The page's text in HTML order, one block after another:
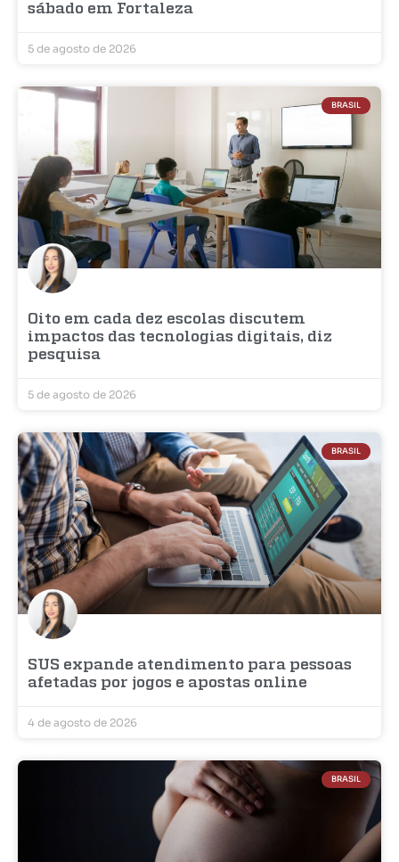
sábado em Fortaleza
5 de agosto de 2026
BRASIL
Oito em cada dez escolas discutem
impactos das tecnologias digitais, diz
pesquisa
5 de agosto de 2026
BRASIL
SUS expande atendimento para pessoas
afetadas por jogos e apostas online
4 de agosto de 2026
BRASIL